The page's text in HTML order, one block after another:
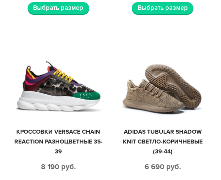
Выбрать размер Выбрать размер
КРОССОВКИ VERSACE CHAIN
REACTION РАЗНОЦВЕТНЫЕ 35-
39
8 190 руб.
ADIDAS TUBULAR SHADOW
KNIT СВЕТЛО-КОРИЧНЕВЫЕ
(39-44)
6 690 руб.